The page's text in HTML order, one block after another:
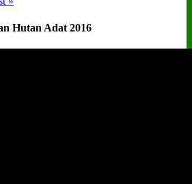
Hutan Adat 2016